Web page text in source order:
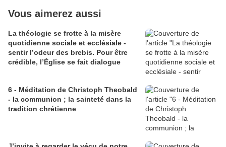
Vous aimerez aussi
La théologie se frotte à la misère
quotidienne sociale et ecclésiale -
sentir l’odeur des brebis. Pour être
crédible, l’Église se fait dialogue
6 - Méditation de Christoph Theobald
- la communion ; la sainteté dans la
tradition chrétienne